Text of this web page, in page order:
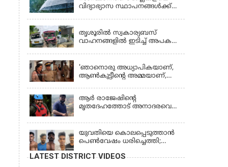
വിദ്യാഭ്യാസ സ്ഥാപനങ്ങൾക്ക്
തൃശൂരിൽ സ്വകാര്യബസ്
വാഹനങ്ങളില്‍ ഇടിച്ച് അപകടം:
'ഞാനൊരു അധ്യാപികയാണ്,
ആണ്‍കുട്ടീന്റെ അമ്മയാണ്‌,
കസ്റ്റഡിയിൽ വിട്ട് കോടതി,
ജാമ്യാപേക്ഷ തള്ളി
ആര്‍ രാജേഷിന്റെ
മൃതദേഹത്തോട് അനാദരവെന്ന്
ക്രമീകരണത്തില്‍ ഗുരുതര
വീഴ്ച; മൃതദേഹം ചാവക്കാട്
വരെ എത്തിച്ചത് ഫ്രീസര്‍
സംവിധാനം ഇല്ലാതെയെന്നും
ആരോപണം
യുവതിയെ കൊലപ്പെടുത്താൻ
പെൺവേഷം ധരിച്ചെത്തി;
LATEST DISTRICT VIDEOS